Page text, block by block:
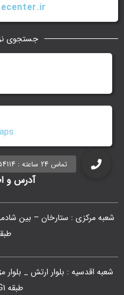
آدرس و
شعبه اقدسیه : بلوار ارتش _
طبقه G1 _ واحد 30
جستجوی